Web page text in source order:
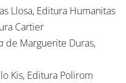
Llosa, Editura Humanitas
Cartier
de Marguerite Duras,
Kis, Editura Polirom